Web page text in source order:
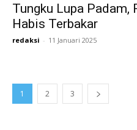
Tungku Lupa Padam,
Habis Terbakar
redaksi - 11 Januari 2025
1 2 3